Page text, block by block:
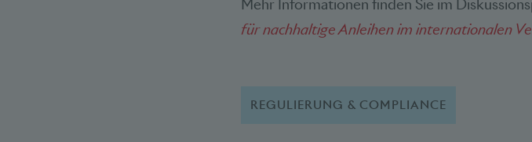
Mehr Informationen finden Sie im
für nachhaltige Anleihen im internationalen
REGULIERUNG & COMPLIANCE